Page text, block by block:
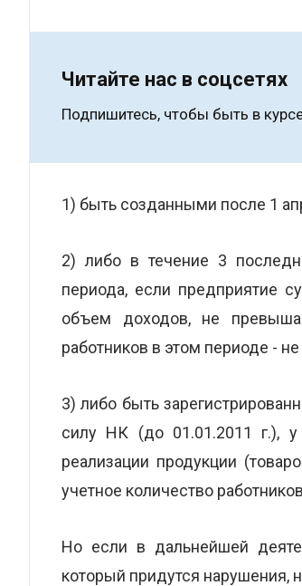
Читайте нас в соцсетях
Подпишитесь, чтобы быть в
1) быть созданными после 1
2) либо в течение 3
периода, если предприятие
объем доходов, не
работников в этом периоде -
3) либо быть
силу НК (до 01.01.2011 г.),
реализации продукции
учетное количество
Но если в дальнейшей
который придутся нарушения,